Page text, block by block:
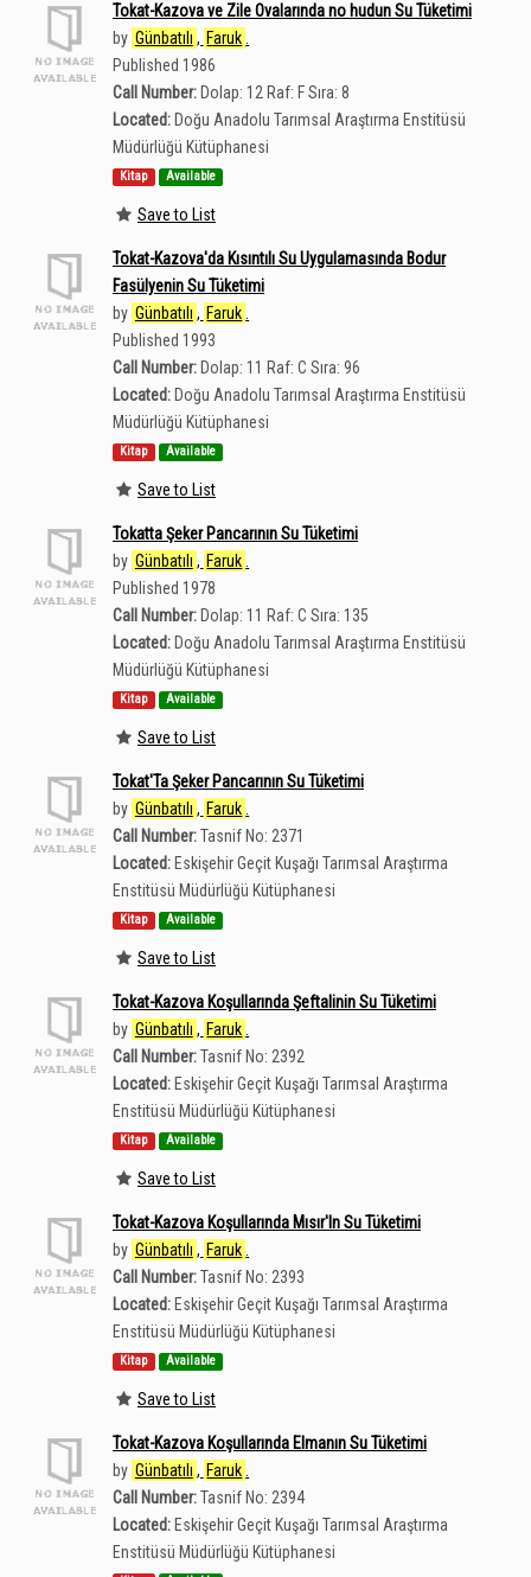
Tokat-Kazova ve Zile Ovalarında no hudun Su Tüketimi
by Günbatılı , Faruk
Published 1986
Call Number: Dolap: 12 Raf: F Sıra: 8
Located: Doğu Anadolu Tarımsal Araştırma Enstitüsü
Müdürlüğü Kütüphanesi
Kitap Available
Save to List
Tokat-Kazova'da Kısıntılı Su Uygulamasında Bodur
Fasülyenin Su Tüketimi
by Günbatılı , Faruk
Published 1993
Call Number: Dolap: 11 Raf: C Sıra: 96
Located: Doğu Anadolu Tarımsal Araştırma Enstitüsü
Müdürlüğü Kütüphanesi
Kitap Available
Save to List
Tokatta Şeker Pancarının Su Tüketimi
by Günbatılı , Faruk
Published 1978
Call Number: Dolap: 11 Raf: C Sıra: 135
Located: Doğu Anadolu Tarımsal Araştırma Enstitüsü
Müdürlüğü Kütüphanesi
Kitap Available
Save to List
Tokat'Ta Şeker Pancarının Su Tüketimi
by Günbatılı , Faruk
Call Number:Tasnif No: 2371
Located: Eskişehir Geçit Kuşağı Tarımsal Araştırma
Enstitüsü Müdürlüğü Kütüphanesi
Kitap Available
Save to List
Tokat-Kazova Koşullarında Şeftalinin Su Tüketimi
by Günbatılı , Faruk
Call Number:Tasnif No: 2392
Located: Eskişehir Geçit Kuşağı Tarımsal Araştırma
Enstitüsü Müdürlüğü Kütüphanesi
Kitap Available
Save to List
Tokat-Kazova Koşullarında Mısır'In Su Tüketimi
by Günbatılı , Faruk
Call Number:Tasnif No: 2393
Located: Eskişehir Geçit Kuşağı Tarımsal Araştırma
Enstitüsü Müdürlüğü Kütüphanesi
Kitap Available
Save to List
Tokat-Kazova Koşullarında Elmanın Su Tüketimi
by Günbatılı , Faruk
Call Number:Tasnif No: 2394
Located: Eskişehir Geçit Kuşağı Tarımsal Araştırma
Enstitüsü Müdürlüğü Kütüphanesi